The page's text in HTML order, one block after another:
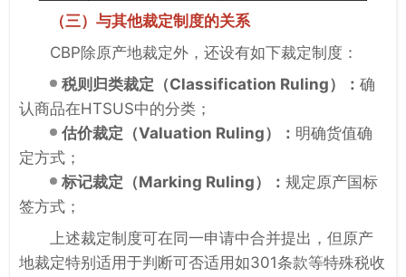
（三）与其他裁定制度的关系
CBP除原产地裁定外，还设有如下裁定制度：
税则归类裁定（Classification Ruling）： 确
认商品在HTSUS中的分类；
估价裁定（Valuation Ruling）： 明确货值确
定方式；
标记裁定（Marking Ruling）： 规定原产国标
签方式；
上述裁定制度可在同一申请中合并提出，但原产
地裁定特别适用于判断可否适用如301条款等特殊税收